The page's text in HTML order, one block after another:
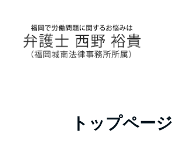
トップページ